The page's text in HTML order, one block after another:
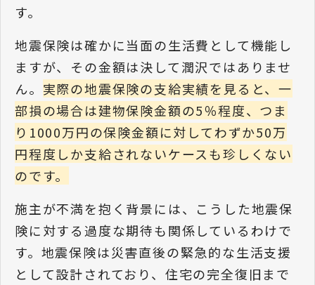
す。
地震保険は確かに当面の生活費として機能し
ますが、その金額は決して潤沢ではありませ
ん。 実際の地震保険の支給実績を見ると、一
部損の場合は建物保険金額の5％程度、つま
り1000万円の保険金額に対してわずか50万
円程度しか支給されないケースも珍しくない
のです。
施主が不満を抱く背景には、こうした地震保
険に対する過度な期待も関係しているわけで
す。地震保険は災害直後の緊急的な生活支援
として設計されており、住宅の完全復旧まで